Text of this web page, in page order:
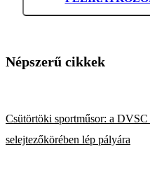
Népszerű cikkek
Csütörtöki sportműsor: a
selejtezőkörében lép pályára